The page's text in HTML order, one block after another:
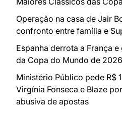
Operação na casa de Jair
confronto entre família e
Espanha derrota a França
da Copa do Mundo de 2026
Ministério Público pede R$
Virgínia Fonseca e Blaze
abusiva de apostas